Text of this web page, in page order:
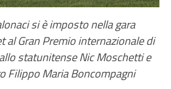
si è imposto nella gara
al Gran Premio internazionale di
statunitense Nic Moschetti e
Filippo Maria Boncompagni